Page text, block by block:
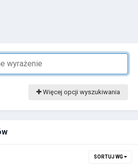
Więcej opcji wyszukiwania
SORTUJ WG